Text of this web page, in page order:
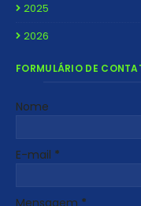
2025
2026
FORMULÁRIO DE
Nome
E-mail *
Mensagem *